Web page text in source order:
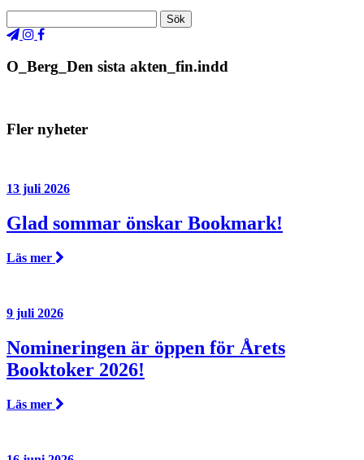
O_Berg_Den sista akten_fin.indd
Fler nyheter
13 juli 2026
Glad sommar önskar Bookmark!
Läs mer
9 juli 2026
Nomineringen är öppen för Årets
Booktoker 2026!
Läs mer